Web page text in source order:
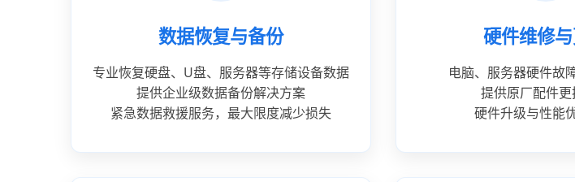
数据恢复与备份
专业恢复硬盘、U盘、服务器等存储设备数据
提供企业级数据备份解决方案
紧急数据救援服务，最大限度减少损失
硬件维修
电脑、服务器硬件故
提供原厂配件更
硬件升级与性能